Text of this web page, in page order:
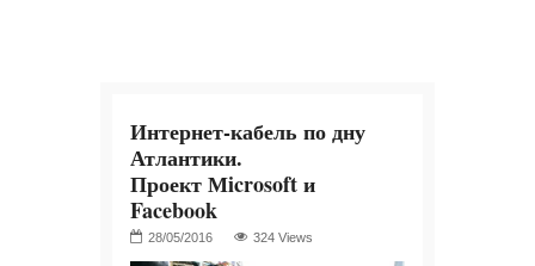
Интернет-кабель по дну
Атлантики.
Проект Мicrosoft и
Facebook
324 Views